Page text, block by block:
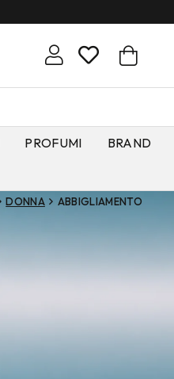
PROFUMI
BRAND
DONNA ABBIGLIAMENTO